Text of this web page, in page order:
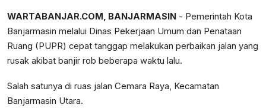
WARTABANJAR.COM, BANJARMASIN - Pemerintah Kota
Banjarmasin melalui Dinas Pekerjaan Umum dan Penataan
Ruang (PUPR) cepat tanggap melakukan perbaikan jalan yang
rusak akibat banjir rob beberapa waktu lalu.
Salah satunya di ruas jalan Cemara Raya, Kecamatan
Banjarmasin Utara.